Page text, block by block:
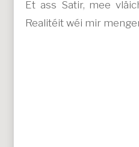
Et ass Satir, mee
Realitéit wéi mir